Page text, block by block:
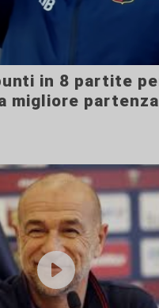
in 8 partite
migliore